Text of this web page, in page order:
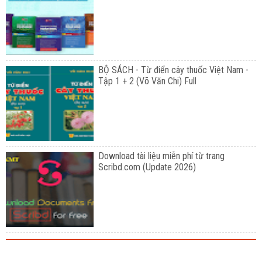
BỘ SÁCH - Từ điển cây thuốc Việt Nam -
Tập 1 + 2 (Võ Văn Chi) Full
Download tài liệu miễn phí từ trang
Scribd.com (Update 2026)